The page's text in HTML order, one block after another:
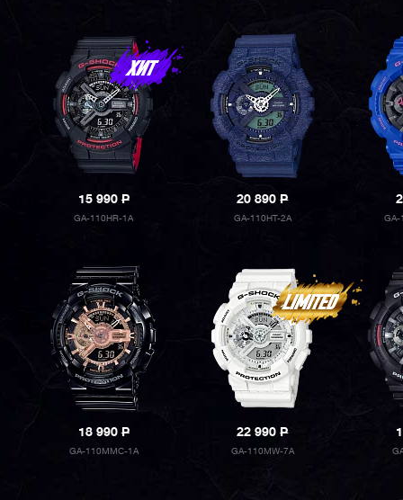
15 990P
GA-110HR-1A
20 890P
GA-110HT-2A GA-
18 990P
GA-110MMC-1A
22 990P
GA-110MW-7A